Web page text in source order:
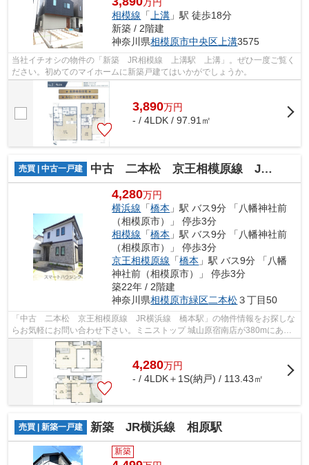
相模線 「 上溝 」駅 徒歩18分
新築 / 2階建
神奈川県相模原市中央区 上溝3575
当社イチオシの物件の「新築 JR相模線 上溝駅 上溝」。ぜひ一度ご覧く
ださい。初めてのマイホームに新築戸建てはいかがでしょうか。
3,890万円
- / 4LDK / 97.91㎡
売買 | 中古一戸建 中古 二本松 京王相模原線 JR横浜線 橋本駅
4,280万円
横浜線 「橋本 」駅 バス9分 「八幡神社前
（相模原市）」 停歩3分
相模線 「橋本 」駅 バス9分 「八幡神社前
（相模原市）」 停歩3分
京王相模原線 「橋本 」駅 バス9分 「八幡
神社前（相模原市）」 停歩3分
築22年 / 2階建
神奈川県相模原市緑区二本松３丁目50
「中古 二本松 京王相模原線 JR横浜線 橋本駅」の物件情報をお探しな
らお気軽にお問い合わせ下さい。ミニストップ 城山原宿南店が380mにある
物件です。こちらの物件から原宿公園ま...
4,280万円
- / 4LDK＋1S(納戸) / 113.43㎡
売買 | 新築一戸建 新築 JR横浜線 相原駅
新築